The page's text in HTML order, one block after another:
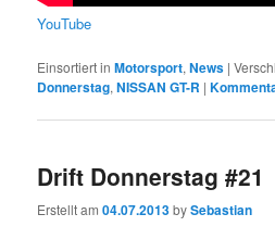
YouTube
Einsortiert in Motorsport,News |
Donnerstag,NISSAN GT-R |
Drift Donnerstag #21
Erstellt am04.07.2013bySebastian